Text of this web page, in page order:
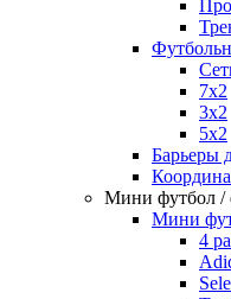
7x2
3х2
5х2
Барьеры
Мини футбол /
Мини
4